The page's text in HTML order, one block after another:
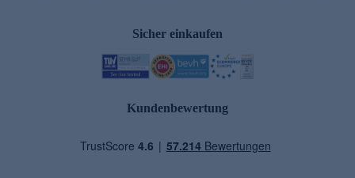
Sicher einkaufen
Kundenbewertung